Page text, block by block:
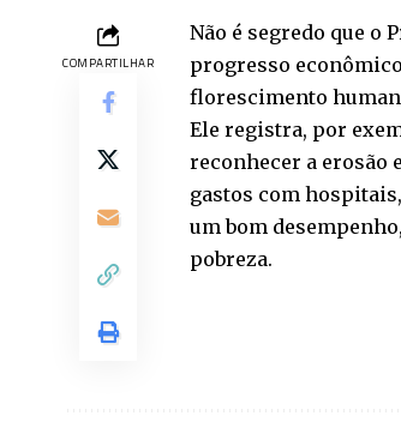
COMPARTILHAR
Não é segredo que o
progresso
florescimento
Ele registra, por
reconhecer a erosão
gastos com
um bom
pobreza.